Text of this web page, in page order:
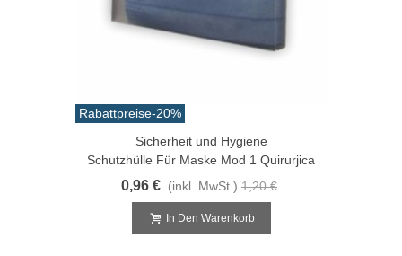
Rabattpreise-20%
Sicherheit und Hygiene
Schutzhülle Für Maske Mod 1 Quirurjica
0,96 € (inkl. MwSt.) 1,20 €
In Den Warenkorb